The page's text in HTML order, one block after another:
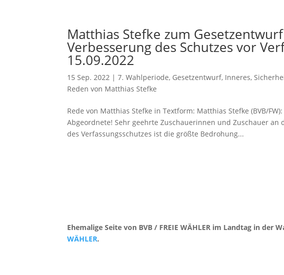
Matthias Stefke zum
Verbesserung des Schutzes vor
15.09.2022
15 Sep. 2022 |7. Wahlperiode, Gesetzentwurf, Inneres,
Reden von Matthias Stefke
Rede von Matthias Stefke in Textform: Matthias Stefke (BVB/
Abgeordnete! Sehr geehrte Zuschauerinnen und Zuschauer
des Verfassungsschutzes ist die größte Bedrohung...
Ehemalige Seite von BVB / FREIE WÄHLER im Landtag in
WÄHLER.